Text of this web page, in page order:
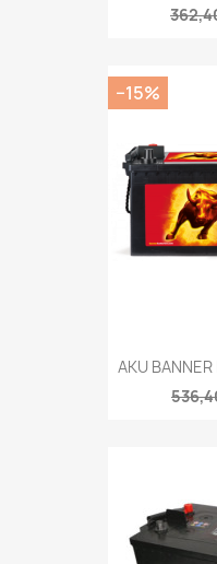
AKU BANNER
−15%